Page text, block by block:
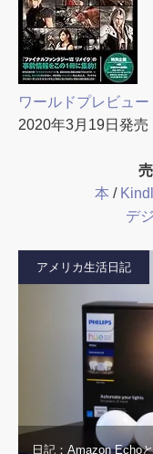
ワールドプレビュー
2020年3月19日発売
本 /
デ
アメリカ生活日記
日記：Amazon Echo